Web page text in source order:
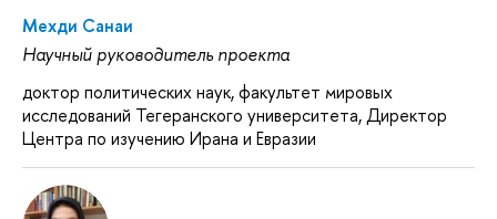
Мехди Санаи
Научный руководитель проекта
доктор политических наук, факультет мировых
исследований Тегеранского университета, Директор
Центра по изучению Ирана и Евразии